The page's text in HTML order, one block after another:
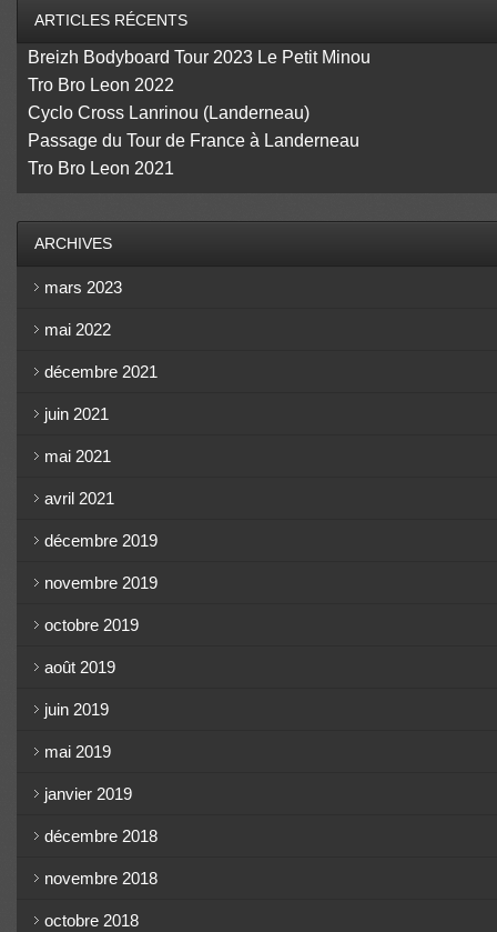
ARTICLES RÉCENTS
Breizh Bodyboard Tour 2023 Le Petit Minou
Tro Bro Leon 2022
Cyclo Cross Lanrinou (Landerneau)
Passage du Tour de France à Landerneau
Tro Bro Leon 2021
ARCHIVES
mars 2023
mai 2022
décembre 2021
juin 2021
mai 2021
avril 2021
décembre 2019
novembre 2019
octobre 2019
août 2019
juin 2019
mai 2019
janvier 2019
décembre 2018
novembre 2018
octobre 2018